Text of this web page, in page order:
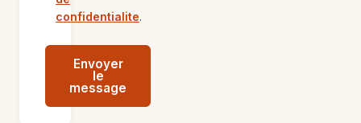
confidentialite.
Envoyer
le
message